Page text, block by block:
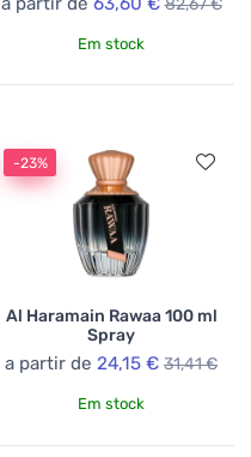
Em stock
-23%
Al Haramain Rawaa 100 ml
Spray
a partir de 24,15 € 31,41 €
Em stock